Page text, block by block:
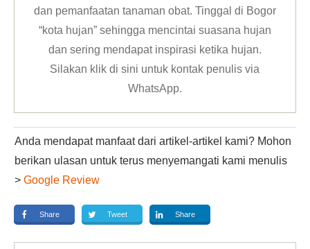
dan pemanfaatan tanaman obat. Tinggal di Bogor
“kota hujan” sehingga mencintai suasana hujan
dan sering mendapat inspirasi ketika hujan.
Silakan klikdi sini untuk kontak penulis via
WhatsApp.
Anda mendapat manfaat dari artikel-artikel kami? Mohon
berikan ulasan untuk terus menyemangati kami menulis
> Google Review
Share Tweet Share